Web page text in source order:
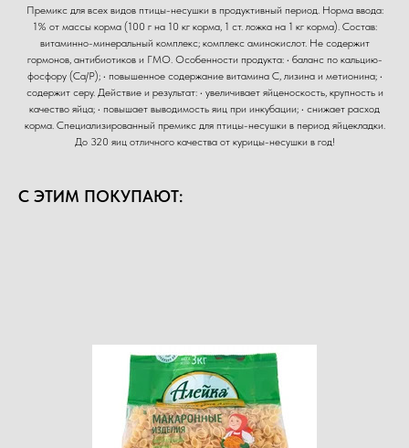
Премикс для всех видов птицы-несушки в продуктивный период. Норма ввода:
1% от массы корма (100 г на 10 кг корма, 1 ст. ложка на 1 кг корма). Состав:
витаминно-минеральный комплекс; комплекс аминокислот. Не содержит
гормонов, антибиотиков и ГМО. Особенности продукта: • баланс по кальцию-
фосфору (Са/Р); • повышенное содержание витамина С, лизина и метионина; •
содержит серу. Действие и результат: • увеличивает яйценоскость, крупность и
качество яйца; • повышает выводимость яиц при инкубации; • снижает расход
корма. Специализированный премикс для птицы-несушки в период яйцекладки.
До 320 яиц отличного качества от курицы-несушки в год!
С ЭТИМ ПОКУПАЮТ: